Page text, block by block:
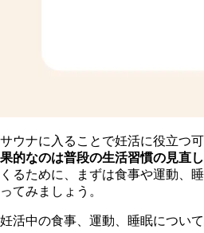
サウナに入ることで妊活に役立つ
果的なのは普段の生活習慣の見直し
くるために、まずは食事や運動、
ってみましょう。
妊活中の食事、運動、睡眠につい